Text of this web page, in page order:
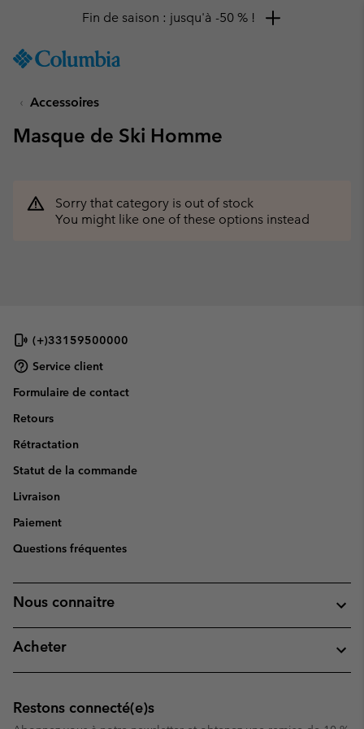
TO
SKIP
MAIN
NAV
TO
SEARCH
Fin de saison : jusqu'à -50 % !
Accessoires
Masque de Ski Homme
Sorry that category is out of stock
You might like one of these options instead
(+)33159500000
Service client
Formulaire de contact
Retours
Rétractation
Statut de la commande
Livraison
Paiement
Questions fréquentes
Nous connaitre
Acheter
Restons connecté(e)s